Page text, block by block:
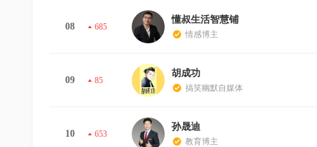
08 685
懂叔生活智慧铺
情感博主
09 85
胡成功
搞笑幽默自媒体
10 653
孙晟迪
教育博主